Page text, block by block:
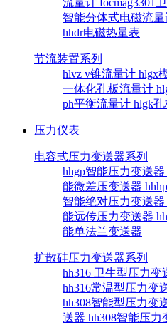
流量计 focmag3301
智能分体式电磁流量
hhdr电磁热量表
节流装置系列
hlvz v锥流量计 hlgx
一体化孔板流量计
ph平衡流量计 hlgk
压力仪表
电容式压力变送器系列
hhgp智能压力变送器
能微差压变送器
智能绝对压力变送器
能远传压力变送器
能单法兰变送器
扩散硅压力变送器系列
hh316 卫生型压力变
hh316常温型压力变
hh308智能型压力变
送器 hh308智能压力